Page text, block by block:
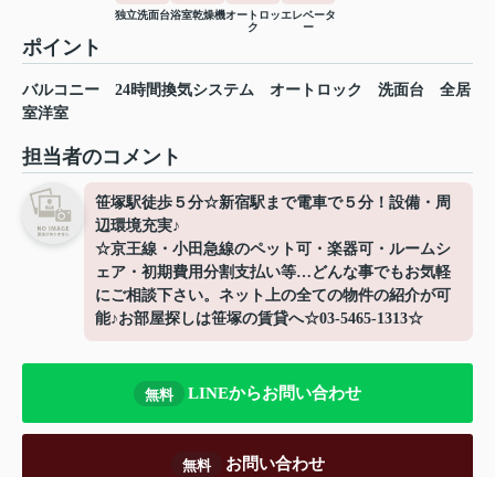
独立洗面台浴室乾燥機オートロッ
ク
エレベータ
ー
ポイント
バルコニー 24時間換気システム オートロック 洗面台
全居
室洋室
担当者のコメント
笹塚駅徒歩５分☆新宿駅まで電車で５分！設備・周
辺環境充実♪
☆京王線・小田急線のペット可・楽器可・ルームシ
ェア・初期費用分割支払い等…どんな事でもお気軽
にご相談下さい。ネット上の全ての物件の紹介が可
能♪お部屋探しは笹塚の賃貸へ☆03-5465-1313☆
無料 LINEからお問い合わせ
無料 お問い合わせ